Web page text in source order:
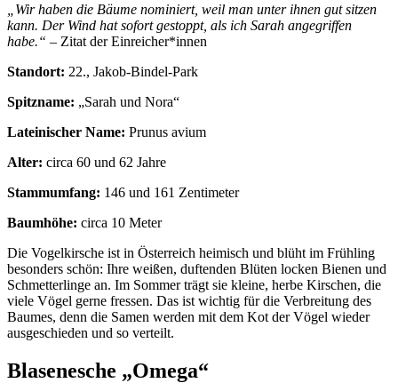
„Wir haben die Bäume nominiert, weil man unter ihnen gut sitzen
kann. Der Wind hat sofort gestoppt, als ich Sarah angegriffen
habe.“ – Zitat der Einreicher*innen
Standort: 22., Jakob-Bindel-Park
Spitzname: „Sarah und Nora“
Lateinischer Name: Prunus avium
Alter: circa 60 und 62 Jahre
Stammumfang: 146 und 161 Zentimeter
Baumhöhe: circa 10 Meter
Die Vogelkirsche ist in Österreich heimisch und blüht im Frühling
besonders schön: Ihre weißen, duftenden Blüten locken Bienen und
Schmetterlinge an. Im Sommer trägt sie kleine, herbe Kirschen, die
viele Vögel gerne fressen. Das ist wichtig für die Verbreitung des
Baumes, denn die Samen werden mit dem Kot der Vögel wieder
ausgeschieden und so verteilt.
Blasenesche „Omega“